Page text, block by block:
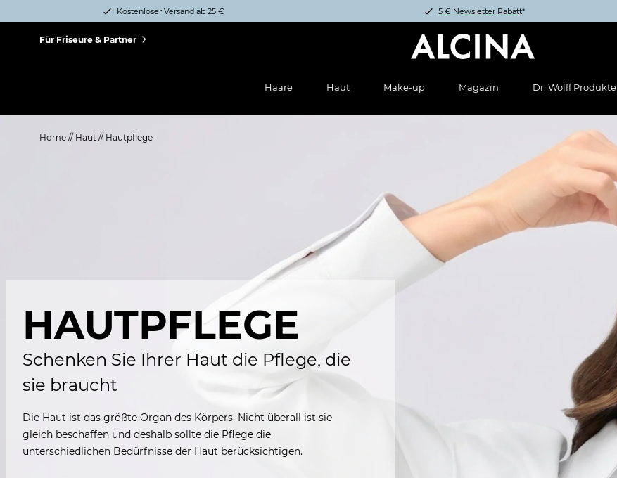
Kostenloser Versand ab 25 € 5 € Newsletter Rabatt*
Für Friseure & Partner
Haare Haut Make-up Magazin Dr. Wolff Produkte
Home // Haut // Hautpflege
HAUTPFLEGE
Schenken Sie Ihrer Haut die Pflege, die
sie braucht
Die Haut ist das größte Organ des Körpers. Nicht überall ist sie
gleich beschaffen und deshalb sollte die Pflege die
unterschiedlichen Bedürfnisse der Haut berücksichtigen.